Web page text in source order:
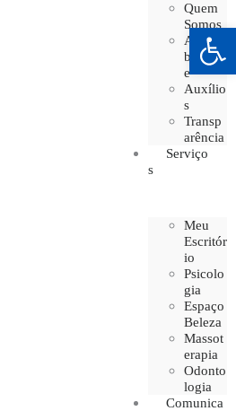
Quem
Somos
Acessi
bilidad
e
Auxílio
s
Transp
arência
Serviço
s
Meu
Escritór
io
Psicolo
gia
Espaço
Beleza
Massot
erapia
Odonto
logia
Comunica
Barra de Ferramentas Aberta